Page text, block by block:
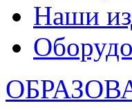
Наши